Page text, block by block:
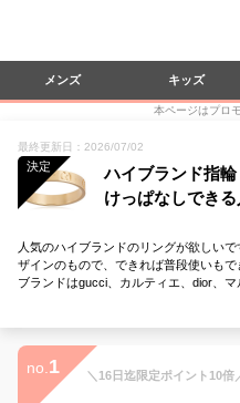
メンズ キッズ
本ページはプロ
最終更新日：2026/07/02
決定
ハイブランド指
けっぱなしでき
人気のハイブランドのリングが欲しい
ザインのもので、できれば普段使いも
ブランドはgucci、カルティエ、dior、
no. 1